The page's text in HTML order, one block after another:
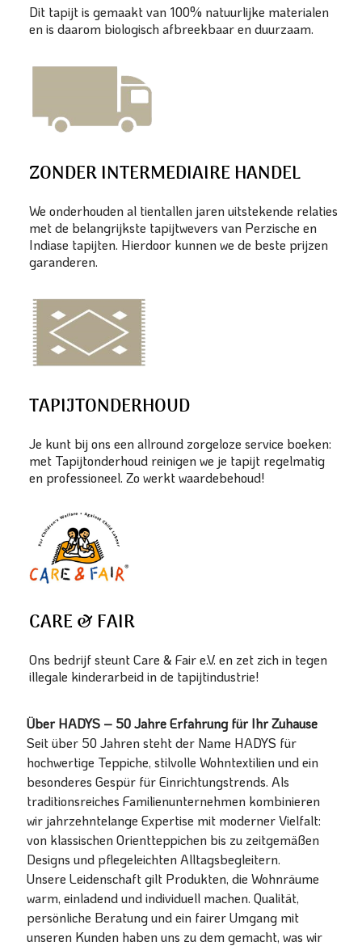
Dit tapijt is gemaakt van 100% natuurlijke materialen
en is daarom biologisch afbreekbaar en duurzaam.
ZONDER INTERMEDIAIRE HANDEL
We onderhouden al tientallen jaren uitstekende relaties
met de belangrijkste tapijtwevers van Perzische en
Indiase tapijten. Hierdoor kunnen we de beste prijzen
garanderen.
TAPIJTONDERHOUD
Je kunt bij ons een allround zorgeloze service boeken:
met Tapijtonderhoud reinigen we je tapijt regelmatig
en professioneel. Zo werkt waardebehoud!
CARE & FAIR
Ons bedrijf steunt Care & Fair e.V. en zet zich in tegen
illegale kinderarbeid in de tapijtindustrie!
Über HADYS – 50 Jahre Erfahrung für Ihr Zuhause
Seit über 50 Jahren steht der Name HADYS für
hochwertige Teppiche, stilvolle Wohntextilien und ein
besonderes Gespür für Einrichtungstrends. Als
traditionsreiches Familienunternehmen kombinieren
wir jahrzehntelange Expertise mit moderner Vielfalt:
von klassischen Orientteppichen bis zu zeitgemäßen
Designs und pflegeleichten Alltagsbegleitern.
Unsere Leidenschaft gilt Produkten, die Wohnräume
warm, einladend und individuell machen. Qualität,
persönliche Beratung und ein fairer Umgang mit
unseren Kunden haben uns zu dem gemacht, was wir